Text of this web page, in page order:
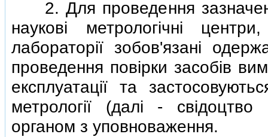
2. Для проведення
науковi метрологiчнi
лабораторiї зобов'язанi
проведення повiрки засобiв
експлуатацiї та
метрологiї (далi - свiдоцтво
органом з уповноваження.